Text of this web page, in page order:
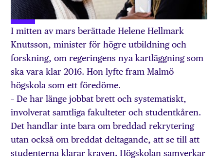
I mitten av mars berättade Helene Hellmark
Knutsson, minister för högre utbildning och
forskning, om regeringens nya kartläggning som
ska vara klar 2016. Hon lyfte fram Malmö
högskola som ett föredöme.
– De har länge jobbat brett och systematiskt,
involverat samtliga fakulteter och studentkåren.
Det handlar inte bara om breddad rekrytering
utan också om breddat deltagande, att se till att
studenterna klarar kraven. Högskolan samverkar